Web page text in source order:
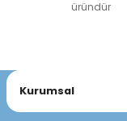
üründür
Kurumsal